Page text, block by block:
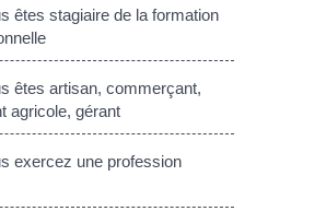
êtes stagiaire de la formation
êtes artisan, commerçant,
agricole, gérant
exercez une profession